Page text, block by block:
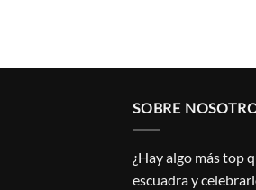
SOBRE
¿Hay algo más top
escuadra y